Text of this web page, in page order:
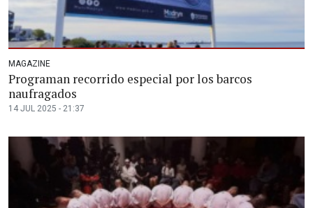
MAGAZINE
Programan recorrido especial por los barcos
naufragados
14 JUL 2025 - 21:37